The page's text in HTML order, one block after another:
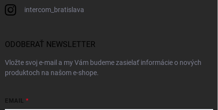
intercom_bratislava
ODOBERAŤ NEWSLETTER
Vložte svoj e-mail a my Vám budeme zasielať informácie o nových
produktoch na našom e-shope.
EMAIL